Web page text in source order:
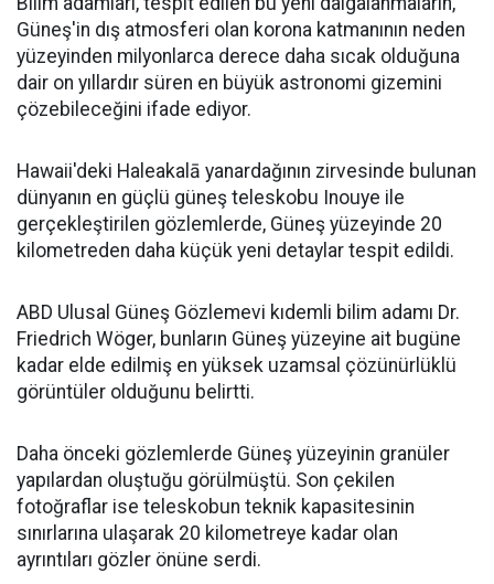
Güneş'in dış atmosferi olan korona katmanının neden
yüzeyinden milyonlarca derece daha sıcak olduğuna
dair on yıllardır süren en büyük astronomi gizemini
çözebileceğini ifade ediyor.
Hawaii'deki Haleakalā yanardağının zirvesinde bulunan
dünyanın en güçlü güneş teleskobu Inouye ile
gerçekleştirilen gözlemlerde, Güneş yüzeyinde 20
kilometreden daha küçük yeni detaylar tespit edildi.
ABD Ulusal Güneş Gözlemevi kıdemli bilim adamı Dr.
Friedrich Wöger, bunların Güneş yüzeyine ait bugüne
kadar elde edilmiş en yüksek uzamsal çözünürlüklü
görüntüler olduğunu belirtti.
Daha önceki gözlemlerde Güneş yüzeyinin granüler
yapılardan oluştuğu görülmüştü. Son çekilen
fotoğraflar ise teleskobun teknik kapasitesinin
sınırlarına ulaşarak 20 kilometreye kadar olan
ayrıntıları gözler önüne serdi.